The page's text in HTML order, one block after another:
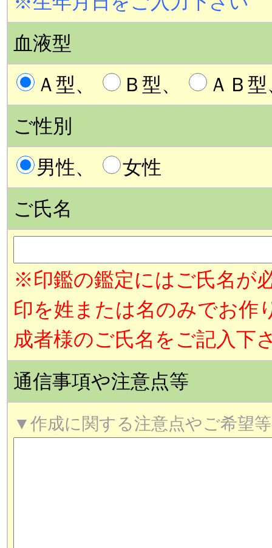
血液型
Ａ型、
Ｂ型、
ＡＢ
ご性別
男性、
女性
ご氏名
※印鑑の鑑定にはご氏名が
印を姓または名のみでお作
成者様のご氏名をご記入下
通信事項や注意点等
▼作成に関する注意点やご希望